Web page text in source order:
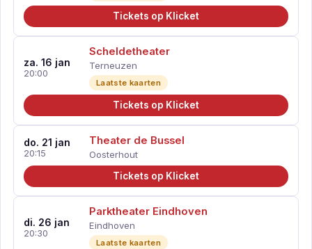
Tickets op Klicket
za. 16 jan
20:00
Scheldetheater
Terneuzen
Laatste kaarten
Tickets op Klicket
do. 21 jan
20:15
Theater de Bussel
Oosterhout
Tickets op Klicket
di. 26 jan
20:30
Parktheater Eindhoven
Eindhoven
Laatste kaarten